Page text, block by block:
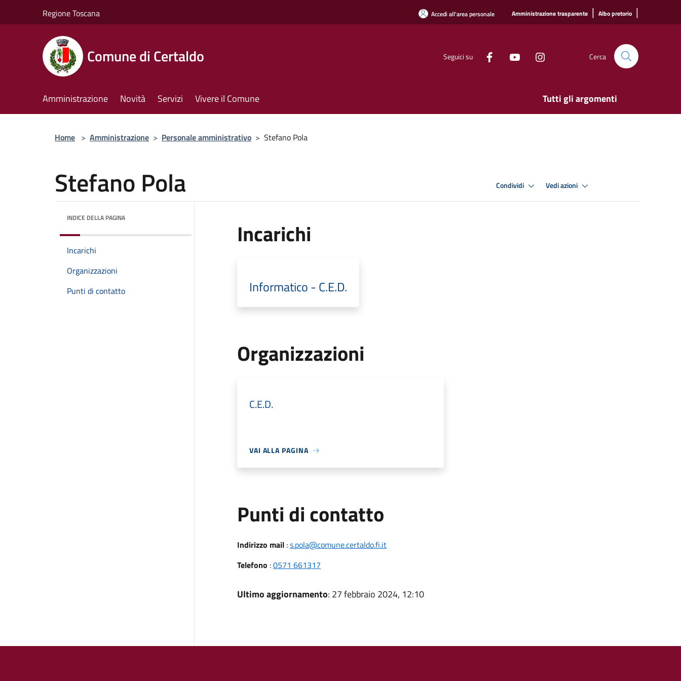
Regione Toscana Accedi all'area personale Amministrazione trasparente | Albo pretorio |
Comune di Certaldo Seguici su Cerca
Amministrazione Novità Servizi Vivere il Comune Tutti gli argomenti
Home > Amministrazione > Personale amministrativo > Stefano Pola
Stefano Pola Condividi Vedi azioni
INDICE DELLA PAGINA
Incarichi
Organizzazioni
Punti di contatto
Incarichi
Informatico - C.E.D.
Organizzazioni
C.E.D.
VAI ALLA PAGINA
Punti di contatto
Indirizzo mail:s.pola@comune.certaldo.fi.it
Telefono :0571 661317
Ultimo aggiornamento: 27 febbraio 2024, 12:10